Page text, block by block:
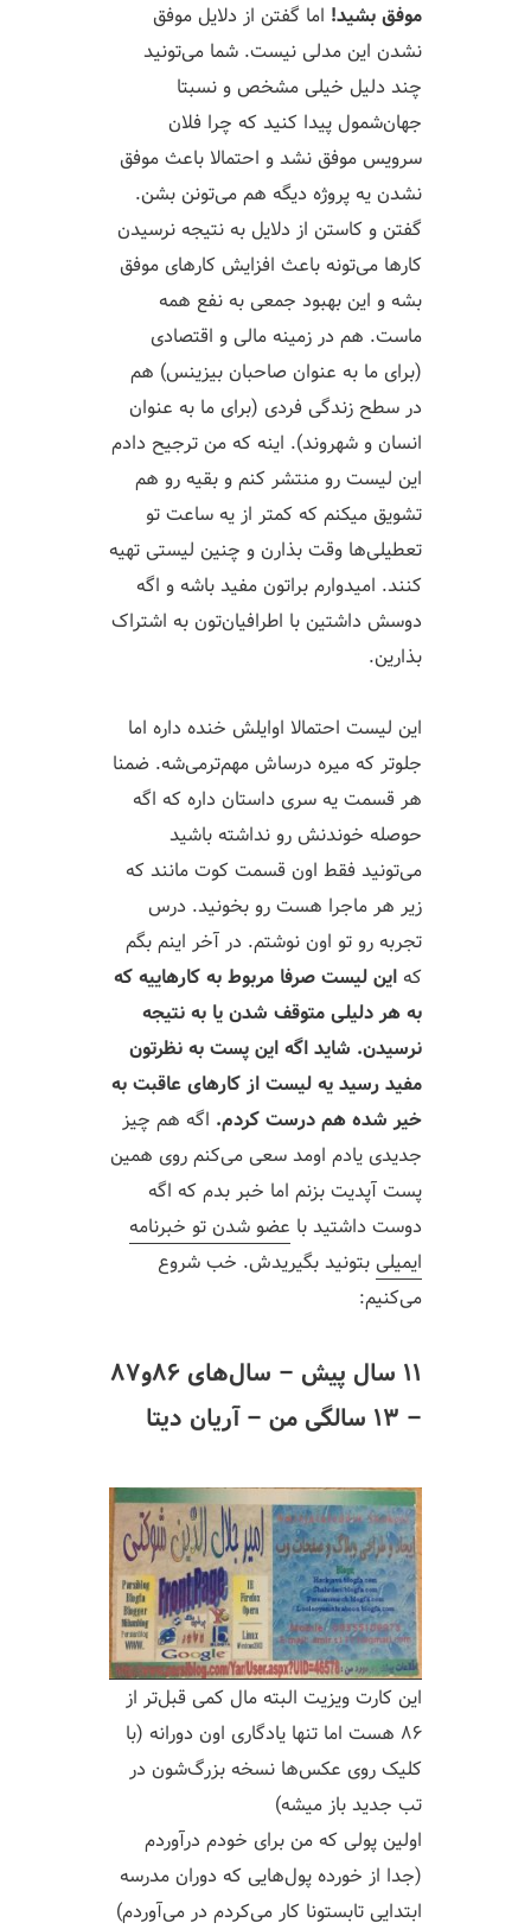
موفق بشید! اما گفتن از دلایل موفق
نشدن این مدلی نیست. شما می‌تونید
چند دلیل خیلی مشخص و نسبتا
جهان‌شمول پیدا کنید که چرا فلان
سرویس موفق نشد و احتمالا باعث موفق
نشدن یه پروژه دیگه هم می‌تونن بشن.
گفتن و کاستن از دلایل به نتیجه نرسیدن
کارها می‌تونه باعث افزایش کارهای موفق
بشه و این بهبود جمعی به نفع همه
ماست. هم در زمینه مالی و اقتصادی
(برای ما به عنوان صاحبان بیزینس) هم
در سطح زندگی فردی (برای ما به عنوان
انسان و شهروند). اینه که من ترجیح دادم
این لیست رو منتشر کنم و بقیه رو هم
تشویق میکنم که کمتر از یه ساعت تو
تعطیلی‌ها وقت بذارن و چنین لیستی تهیه
کنند. امیدوارم براتون مفید باشه و اگه
دوسش داشتین با اطرافیان‌تون به اشتراک
بذارین.
این لیست احتمالا اوایلش خنده داره اما
جلوتر که میره درساش مهم‌ترمی‌شه. ضمنا
هر قسمت یه سری داستان داره که اگه
حوصله خوندنش رو نداشته باشید
می‌تونید فقط اون قسمت کوت مانند که
زیر هر ماجرا هست رو بخونید. درس
تجربه رو تو اون نوشتم. در آخر اینم بگم
که این لیست صرفا مربوط به کارهاییه که
به هر دلیلی متوقف شدن یا به نتیجه
نرسیدن. شاید اگه این پست به نظرتون
مفیدرسید یه لیست از کارهای عاقبت به
خیر شده هم درست کردم. اگه هم چیز
جدیدی یادم اومد سعی می‌کنم روی همین
پست آپدیت بزنم اما خبر بدم که اگه
دوست داشتید با عضو شدن تو خبرنامه
ایمیلیبتونید بگیریدش. خب شروع
می‌کنیم:
۱۱ سال پیش – سال‌های ۸۶و۸۷
– ۱۳ سالگی من – آریان دیتا
این کارت ویزیت البته مال کمی قبل‌تر از
۸۶ هست اما تنها یادگاری اون دورانه (با
کلیک روی عکس‌ها نسخه بزرگ‌شون در
تب جدید باز میشه)
اولین پولی که من برای خودم درآوردم
(جدا از خورده پول‌هایی که دوران مدرسه
ابتدایی تابستونا کار می‌کردم در می‌آوردم)